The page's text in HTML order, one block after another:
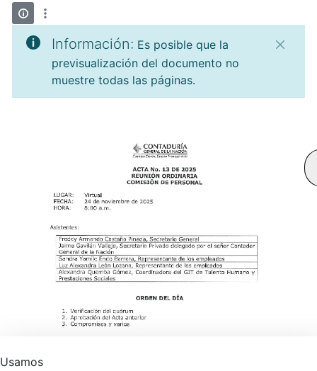
Información: Es posible que la
previsualización del documento no
muestre todas las páginas.
Usamos